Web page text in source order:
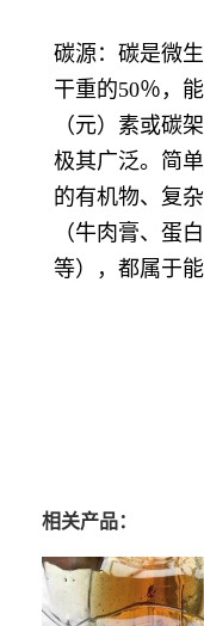
碳源：碳是微
干重的50％，
（元）素或碳
极其广泛。简
的有机物、复
（牛肉膏、蛋
等），都属于
相关产品：